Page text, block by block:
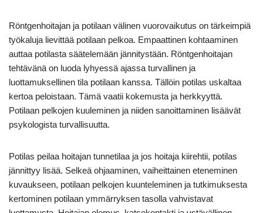
Röntgenhoitajan ja potilaan välinen vuorovaikutus on tärkeimpiä
työkaluja lievittää potilaan pelkoa. Empaattinen kohtaaminen
auttaa potilasta säätelemään jännitystään. Röntgenhoitajan
tehtävänä on luoda lyhyessä ajassa turvallinen ja
luottamuksellinen tila potilaan kanssa. Tällöin potilas uskaltaa
kertoa peloistaan. Tämä vaatii kokemusta ja herkkyyttä.
Potilaan pelkojen kuuleminen ja niiden sanoittaminen lisäävät
psykologista turvallisuutta.
Potilas peilaa hoitajan tunnetilaa ja jos hoitaja kiirehtii, potilas
jännittyy lisää. Selkeä ohjaaminen, vaiheittainen eteneminen
kuvaukseen, potilaan pelkojen kuunteleminen ja tutkimuksesta
kertominen potilaan ymmärryksen tasolla vahvistavat